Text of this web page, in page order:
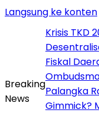
Langsung ke konten
Breaking
News
Krisis TKD
Fiskal
Palangka
Gimmick?